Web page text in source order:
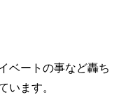
ベートの事など轟ち
います。